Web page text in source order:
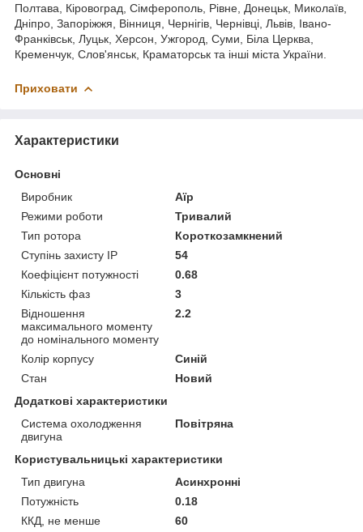
Полтава, Кіровоград, Сімферополь, Рівне, Донецьк, Миколаїв,
Дніпро, Запоріжжя, Вінниця, Чернігів, Чернівці, Львів, Івано-
Франківськ, Луцьк, Херсон, Ужгород, Суми, Біла Церква,
Кременчук, Слов'янськ, Краматорськ та інші міста України.
Приховати
Характеристики
Основні
Виробник
Аїр
Режими роботи
Тривалий
Тип ротора
Короткозамкнений
Ступінь захисту IP
54
Коефіцієнт потужності
0.68
Кількість фаз
3
Відношення
максимального моменту
до номінального моменту
2.2
Колір корпусу
Синій
Стан
Новий
Додаткові характеристики
Система охолодження
двигуна
Повітряна
Користувальницькі характеристики
Тип двигуна
Асинхронні
Потужність
0.18
ККД, не менше
60